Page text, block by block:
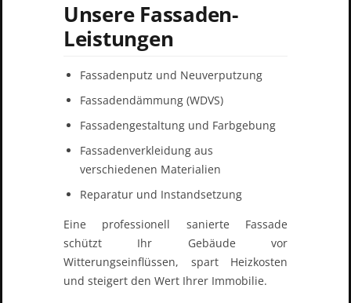
Unsere Fassaden-
Leistungen
Fassadenputz und Neuverputzung
Fassadendämmung (WDVS)
Fassadengestaltung und Farbgebung
Fassadenverkleidung aus
verschiedenen Materialien
Reparatur und Instandsetzung
Eine professionell sanierte Fassade
schützt Ihr Gebäude vor
Witterungseinflüssen, spart Heizkosten
und steigert den Wert Ihrer Immobilie.